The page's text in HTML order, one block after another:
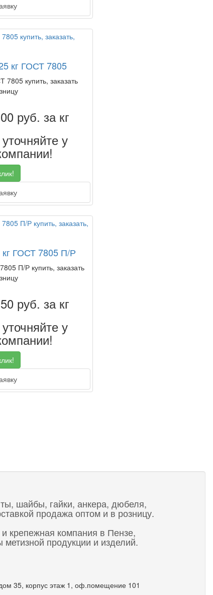
кг ГОСТ 7805
7805 купить, заказать
руб. за кг
у
кг ГОСТ 7805 П/Р
П/Р купить, заказать
руб. за кг
у
шайбы, гайки, анкера, дюбеля,
продажа оптом и в розницу.
крепежная компания в Пензе,
продукции и изделий.
35, корпус этаж 1, оф.помещение 101